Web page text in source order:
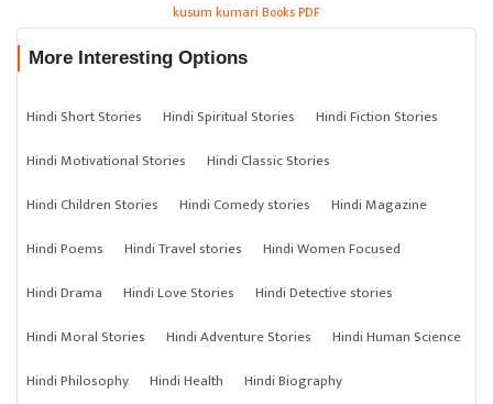
kusum kumari Books PDF
More Interesting Options
Hindi Short Stories Hindi Spiritual Stories
Hindi Fiction Stories
Hindi Motivational Stories
Hindi Classic Stories
Hindi Children Stories
Hindi Comedy stories
Hindi Magazine
Hindi Poems
Hindi Travel stories
Hindi Women Focused
Hindi Drama
Hindi Love Stories
Hindi Detective stories
Hindi Moral Stories
Hindi Adventure Stories
Hindi Human Science
Hindi Philosophy
Hindi Health
Hindi Biography